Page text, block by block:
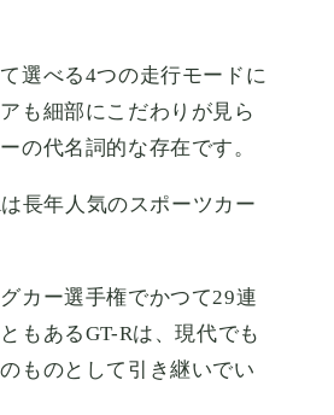
選べる4つの走行モードに
も細部にこだわりが見ら
の代名詞的な存在です。
長年人気のスポーツカー
カー選手権でかつて29連
もあるGT-Rは、現代でも
ものとして引き継いでい